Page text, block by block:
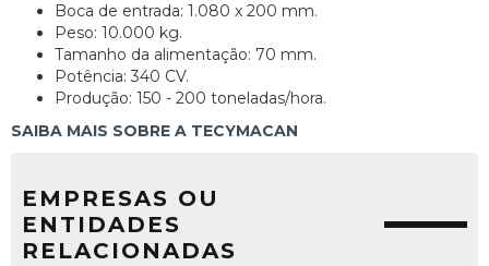
Boca de entrada: 1.080 x 200 mm.
Peso: 10.000 kg.
Tamanho da alimentação: 70 mm.
Potência: 340 CV.
Produção: 150 - 200 toneladas/hora.
SAIBA MAIS SOBRE A TECYMACAN
EMPRESAS OU
ENTIDADES
RELACIONADAS